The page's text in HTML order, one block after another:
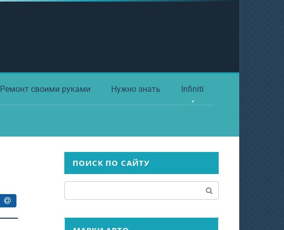
Ремонт своими руками Нужно знать Infiniti
ПОИСК ПО САЙТУ